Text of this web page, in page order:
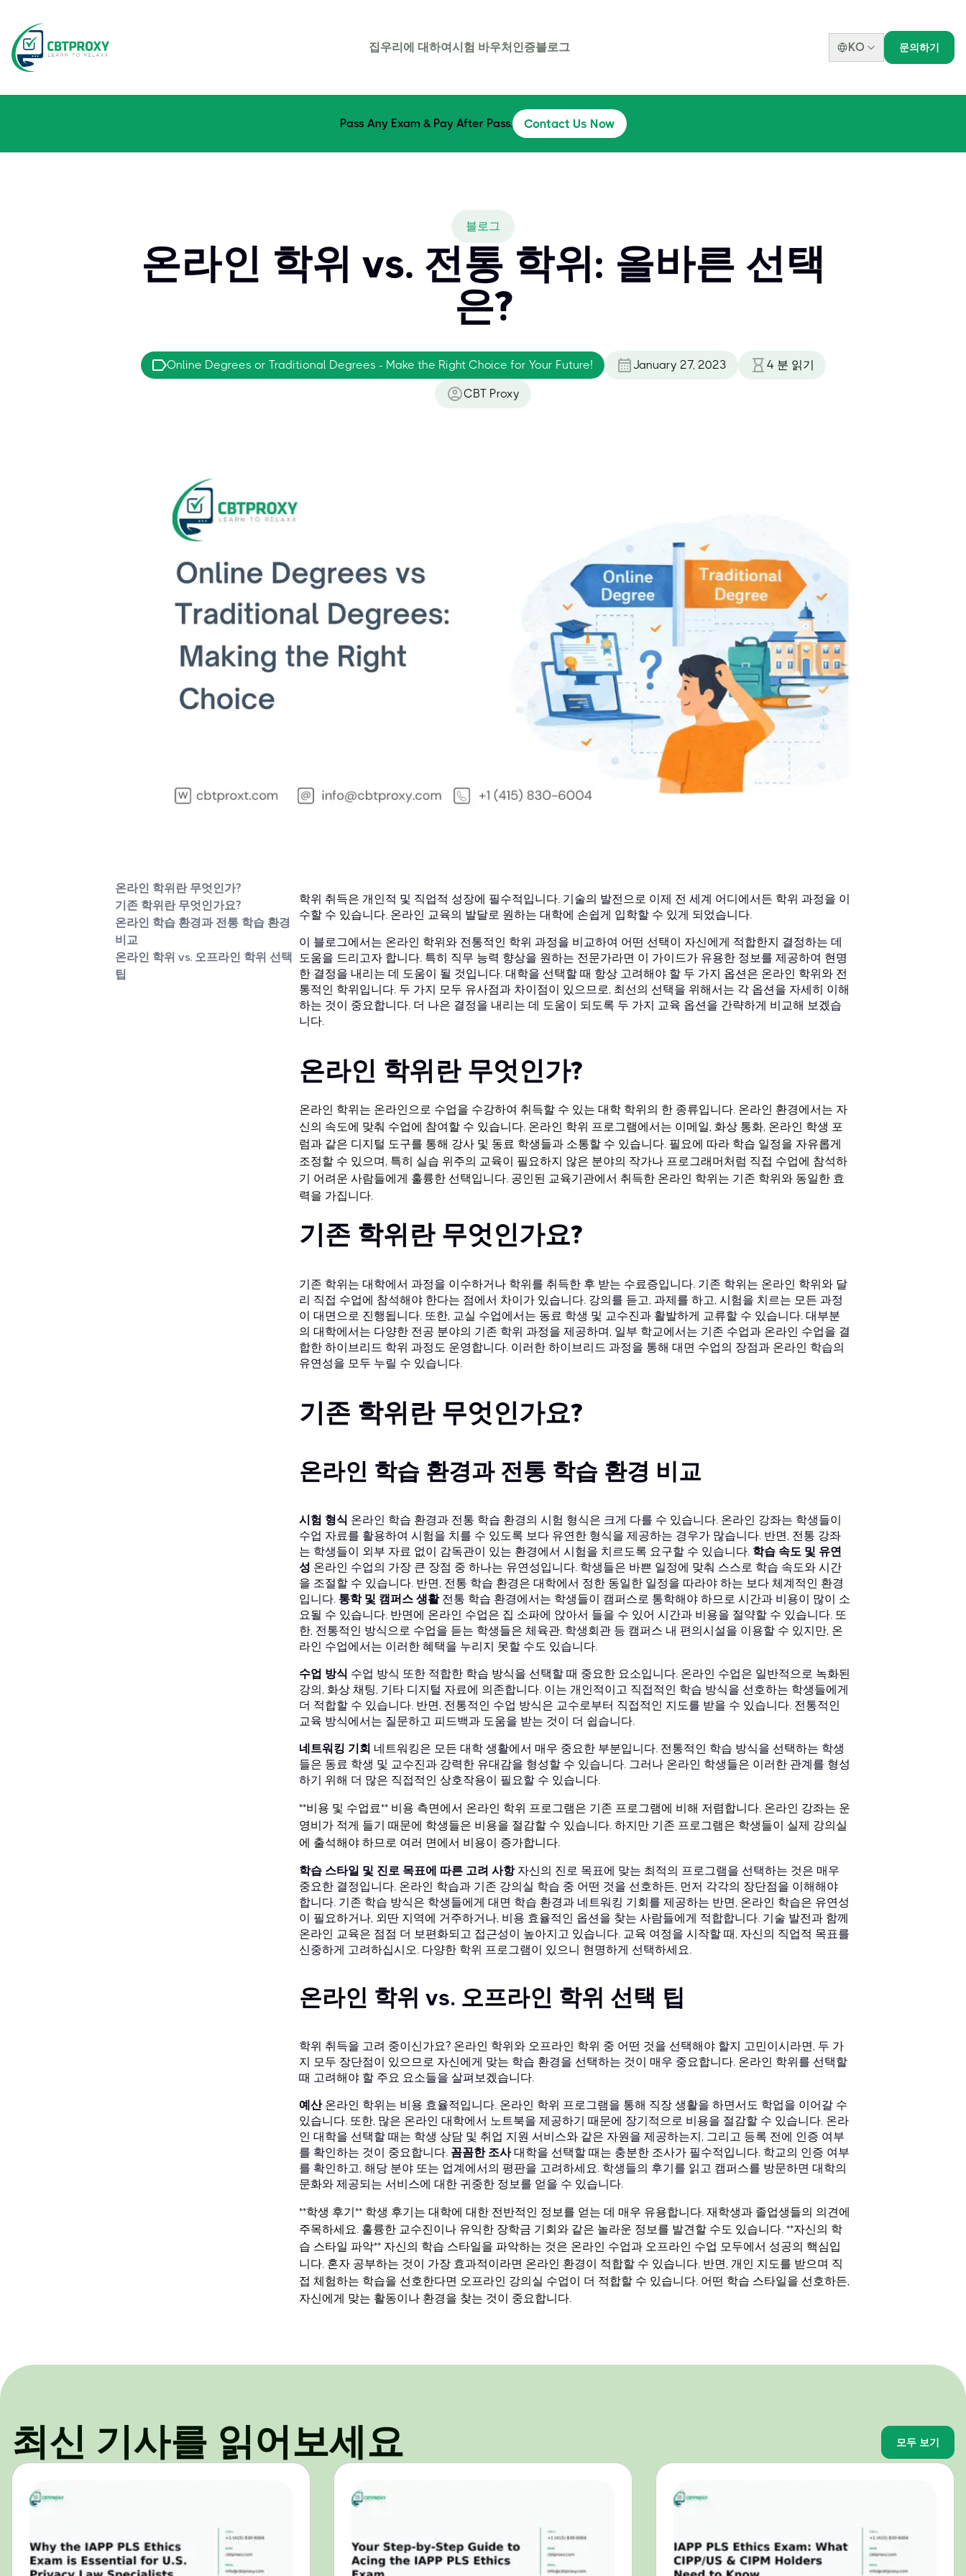
집우리에 대하여시험 바우처 인증블로그 KO 문의하기
Pass Any Exam & Pay After Pass. Contact Us Now
블로그
온라인 학위 vs. 전통 학위: 올바른 선택
은?
Online Degrees or Traditional Degrees - Make the Right Choice for Your Future! January 27, 2023 4 분 읽기
CBT Proxy
온라인 학위란 무엇인가?
기존 학위란 무엇인가요?
온라인 학습 환경과 전통 학습 환경
비교
온라인 학위 vs. 오프라인 학위 선택
팁
학위 취득은 개인적 및 직업적 성장에 필수적입니다. 기술의 발전으로 이제 전 세계 어디에서든 학위 과정을 이
수할 수 있습니다. 온라인 교육의 발달로 원하는 대학에 손쉽게 입학할 수 있게 되었습니다.
이 블로그에서는 온라인 학위와 전통적인 학위 과정을 비교하여 어떤 선택이 자신에게 적합한지 결정하는 데
도움을 드리고자 합니다. 특히 직무 능력 향상을 원하는 전문가라면 이 가이드가 유용한 정보를 제공하여 현명
한 결정을 내리는 데 도움이 될 것입니다. 대학을 선택할 때 항상 고려해야 할 두 가지 옵션은 온라인 학위와 전
통적인 학위입니다. 두 가지 모두 유사점과 차이점이 있으므로, 최선의 선택을 위해서는 각 옵션을 자세히 이해
하는 것이 중요합니다. 더 나은 결정을 내리는 데 도움이 되도록 두 가지 교육 옵션을 간략하게 비교해 보겠습
니다.
온라인 학위란 무엇인가?
온라인 학위는 온라인으로 수업을 수강하여 취득할 수 있는 대학 학위의 한 종류입니다. 온라인 환경에서는 자
신의 속도에 맞춰 수업에 참여할 수 있습니다. 온라인 학위 프로그램에서는 이메일, 화상 통화, 온라인 학생 포
럼과 같은 디지털 도구를 통해 강사 및 동료 학생들과 소통할 수 있습니다. 필요에 따라 학습 일정을 자유롭게
조정할 수 있으며, 특히 실습 위주의 교육이 필요하지 않은 분야의 작가나 프로그래머처럼 직접 수업에 참석하
기 어려운 사람들에게 훌륭한 선택입니다. 공인된 교육기관에서 취득한 온라인 학위는 기존 학위와 동일한 효
력을 가집니다.
기존 학위란 무엇인가요?
기존 학위는 대학에서 과정을 이수하거나 학위를 취득한 후 받는 수료증입니다. 기존 학위는 온라인 학위와 달
리 직접 수업에 참석해야 한다는 점에서 차이가 있습니다. 강의를 듣고, 과제를 하고, 시험을 치르는 모든 과정
이 대면으로 진행됩니다. 또한, 교실 수업에서는 동료 학생 및 교수진과 활발하게 교류할 수 있습니다. 대부분
의 대학에서는 다양한 전공 분야의 기존 학위 과정을 제공하며, 일부 학교에서는 기존 수업과 온라인 수업을 결
합한 하이브리드 학위 과정도 운영합니다. 이러한 하이브리드 과정을 통해 대면 수업의 장점과 온라인 학습의
유연성을 모두 누릴 수 있습니다.
기존 학위란 무엇인가요?
온라인 학습 환경과 전통 학습 환경 비교
시험 형식 온라인 학습 환경과 전통 학습 환경의 시험 형식은 크게 다를 수 있습니다. 온라인 강좌는 학생들이
수업 자료를 활용하여 시험을 치를 수 있도록 보다 유연한 형식을 제공하는 경우가 많습니다. 반면, 전통 강좌
는 학생들이 외부 자료 없이 감독관이 있는 환경에서 시험을 치르도록 요구할 수 있습니다. 학습 속도 및 유연
성 온라인 수업의 가장 큰 장점 중 하나는 유연성입니다. 학생들은 바쁜 일정에 맞춰 스스로 학습 속도와 시간
을 조절할 수 있습니다. 반면, 전통 학습 환경은 대학에서 정한 동일한 일정을 따라야 하는 보다 체계적인 환경
입니다. 통학 및 캠퍼스 생활 전통 학습 환경에서는 학생들이 캠퍼스로 통학해야 하므로 시간과 비용이 많이 소
요될 수 있습니다. 반면에 온라인 수업은 집 소파에 앉아서 들을 수 있어 시간과 비용을 절약할 수 있습니다. 또
한, 전통적인 방식으로 수업을 듣는 학생들은 체육관, 학생회관 등 캠퍼스 내 편의시설을 이용할 수 있지만, 온
라인 수업에서는 이러한 혜택을 누리지 못할 수도 있습니다.
수업 방식 수업 방식 또한 적합한 학습 방식을 선택할 때 중요한 요소입니다. 온라인 수업은 일반적으로 녹화된
강의, 화상 채팅, 기타 디지털 자료에 의존합니다. 이는 개인적이고 직접적인 학습 방식을 선호하는 학생들에게
더 적합할 수 있습니다. 반면, 전통적인 수업 방식은 교수로부터 직접적인 지도를 받을 수 있습니다. 전통적인
교육 방식에서는 질문하고 피드백과 도움을 받는 것이 더 쉽습니다.
네트워킹 기회 네트워킹은 모든 대학 생활에서 매우 중요한 부분입니다. 전통적인 학습 방식을 선택하는 학생
들은 동료 학생 및 교수진과 강력한 유대감을 형성할 수 있습니다. 그러나 온라인 학생들은 이러한 관계를 형성
하기 위해 더 많은 직접적인 상호작용이 필요할 수 있습니다.
**비용 및 수업료** 비용 측면에서 온라인 학위 프로그램은 기존 프로그램에 비해 저렴합니다. 온라인 강좌는 운
영비가 적게 들기 때문에 학생들은 비용을 절감할 수 있습니다. 하지만 기존 프로그램은 학생들이 실제 강의실
에 출석해야 하므로 여러 면에서 비용이 증가합니다.
학습 스타일 및 진로 목표에 따른 고려 사항 자신의 진로 목표에 맞는 최적의 프로그램을 선택하는 것은 매우
중요한 결정입니다. 온라인 학습과 기존 강의실 학습 중 어떤 것을 선호하든, 먼저 각각의 장단점을 이해해야
합니다. 기존 학습 방식은 학생들에게 대면 학습 환경과 네트워킹 기회를 제공하는 반면, 온라인 학습은 유연성
이 필요하거나, 외딴 지역에 거주하거나, 비용 효율적인 옵션을 찾는 사람들에게 적합합니다. 기술 발전과 함께
온라인 교육은 점점 더 보편화되고 접근성이 높아지고 있습니다. 교육 여정을 시작할 때, 자신의 직업적 목표를
신중하게 고려하십시오. 다양한 학위 프로그램이 있으니 현명하게 선택하세요.
온라인 학위 vs. 오프라인 학위 선택 팁
학위 취득을 고려 중이신가요? 온라인 학위와 오프라인 학위 중 어떤 것을 선택해야 할지 고민이시라면, 두 가
지 모두 장단점이 있으므로 자신에게 맞는 학습 환경을 선택하는 것이 매우 중요합니다. 온라인 학위를 선택할
때 고려해야 할 주요 요소들을 살펴보겠습니다.
예산 온라인 학위는 비용 효율적입니다. 온라인 학위 프로그램을 통해 직장 생활을 하면서도 학업을 이어갈 수
있습니다. 또한, 많은 온라인 대학에서 노트북을 제공하기 때문에 장기적으로 비용을 절감할 수 있습니다. 온라
인 대학을 선택할 때는 학생 상담 및 취업 지원 서비스와 같은 자원을 제공하는지, 그리고 등록 전에 인증 여부
를 확인하는 것이 중요합니다. 꼼꼼한 조사 대학을 선택할 때는 충분한 조사가 필수적입니다. 학교의 인증 여부
를 확인하고, 해당 분야 또는 업계에서의 평판을 고려하세요. 학생들의 후기를 읽고 캠퍼스를 방문하면 대학의
문화와 제공되는 서비스에 대한 귀중한 정보를 얻을 수 있습니다.
**학생 후기** 학생 후기는 대학에 대한 전반적인 정보를 얻는 데 매우 유용합니다. 재학생과 졸업생들의 의견에
주목하세요. 훌륭한 교수진이나 유익한 장학금 기회와 같은 놀라운 정보를 발견할 수도 있습니다. **자신의 학
습 스타일 파악** 자신의 학습 스타일을 파악하는 것은 온라인 수업과 오프라인 수업 모두에서 성공의 핵심입
니다. 혼자 공부하는 것이 가장 효과적이라면 온라인 환경이 적합할 수 있습니다. 반면, 개인 지도를 받으며 직
접 체험하는 학습을 선호한다면 오프라인 강의실 수업이 더 적합할 수 있습니다. 어떤 학습 스타일을 선호하든,
자신에게 맞는 활동이나 환경을 찾는 것이 중요합니다.
최신 기사를 읽어보세요 모두 보기